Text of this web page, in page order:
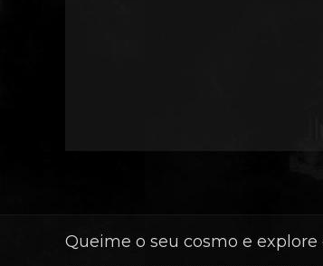
Queime o seu cosmo e explore